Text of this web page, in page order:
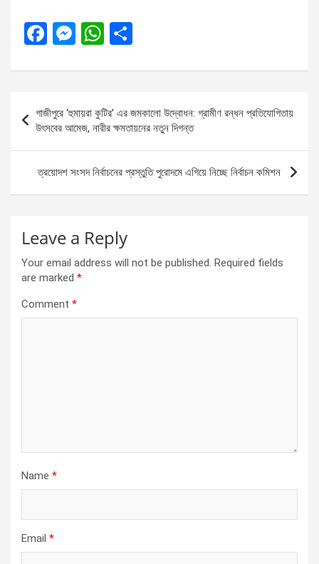
F
ce
b
o
o
k
M
se
g
er
W
at
s
A
p
p
ar
Post
navigation
গাজীপুরে ‘হুমায়রা কুটির’ এর জমকালো উদ্বোধন: গ্রামীণ রন্ধন প্রতিযোগিতায়
উৎসবের আমেজ, নারীর ক্ষমতায়নের নতুন দিগন্ত
ত্রয়োদশ সংসদ নির্বাচনের প্রস্তুতি পুরোদমে এগিয়ে নিচ্ছে নির্বাচন কমিশন
Leave a Reply
Your email address will not be published. Required fields
are marked *
Comment *
Name *
Email *